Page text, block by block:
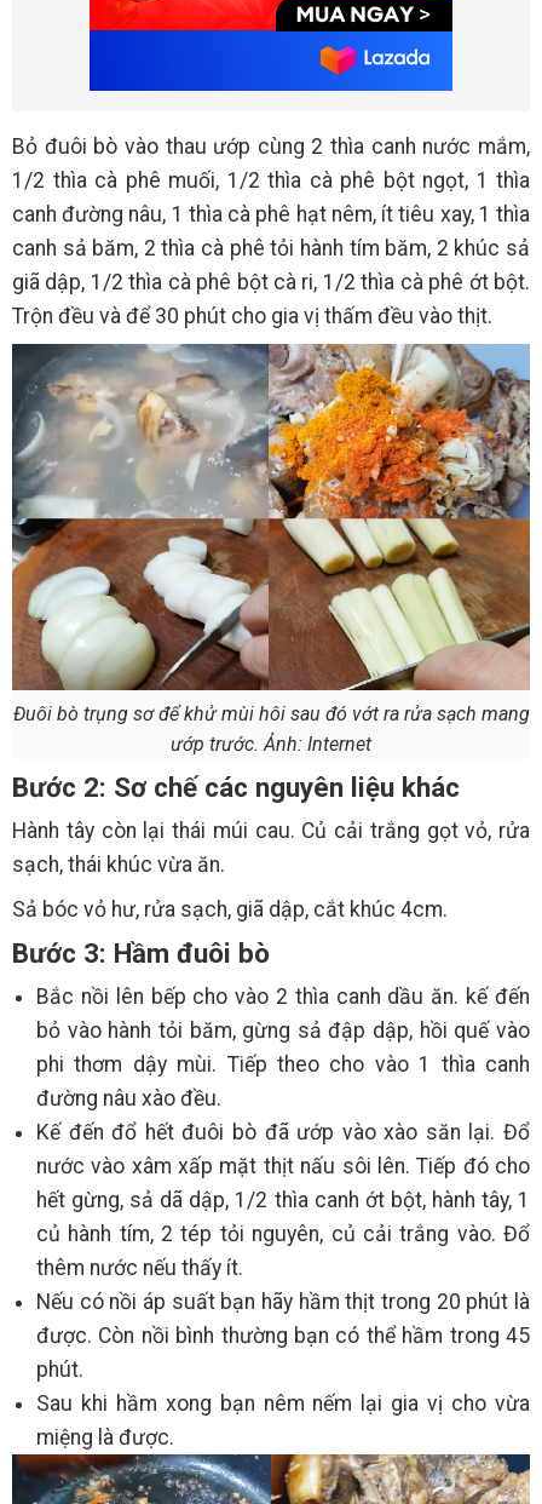
Bỏ đuôi bò vào thau ướp cùng 2 thìa canh nước mắm,
1/2 thìa cà phê muối, 1/2 thìa cà phê bột ngọt, 1 thìa
canh đường nâu, 1 thìa cà phê hạt nêm, ít tiêu xay, 1 thìa
canh sả băm, 2 thìa cà phê tỏi hành tím băm, 2 khúc sả
giã dập, 1/2 thìa cà phê bột cà ri, 1/2 thìa cà phê ớt bột.
Trộn đều và để 30 phút cho gia vị thấm đều vào thịt.
Đuôi bò trụng sơ để khử mùi hôi sau đó vớt ra rửa sạch mang
ướp trước. Ảnh: Internet
Bước 2: Sơ chế các nguyên liệu khác
Hành tây còn lại thái múi cau. Củ cải trắng gọt vỏ, rửa
sạch, thái khúc vừa ăn.
Sả bóc vỏ hư, rửa sạch, giã dập, cắt khúc 4cm.
Bước 3: Hầm đuôi bò
Bắc nồi lên bếp cho vào 2 thìa canh dầu ăn. kế đến
bỏ vào hành tỏi băm, gừng sả đập dập, hồi quế vào
phi thơm dậy mùi. Tiếp theo cho vào 1 thìa canh
đường nâu xào đều.
Kế đến đổ hết đuôi bò đã ướp vào xào săn lại. Đổ
nước vào xâm xấp mặt thịt nấu sôi lên. Tiếp đó cho
hết gừng, sả dã dập, 1/2 thìa canh ớt bột, hành tây, 1
củ hành tím, 2 tép tỏi nguyên, củ cải trắng vào. Đổ
thêm nước nếu thấy ít.
Nếu có nồi áp suất bạn hãy hầm thịt trong 20 phút là
được. Còn nồi bình thường bạn có thể hầm trong 45
phút.
Sau khi hầm xong bạn nêm nếm lại gia vị cho vừa
miệng là được.